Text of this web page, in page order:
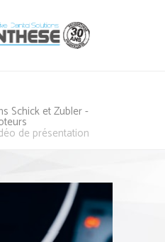
Schick et Zubler -
de présentation